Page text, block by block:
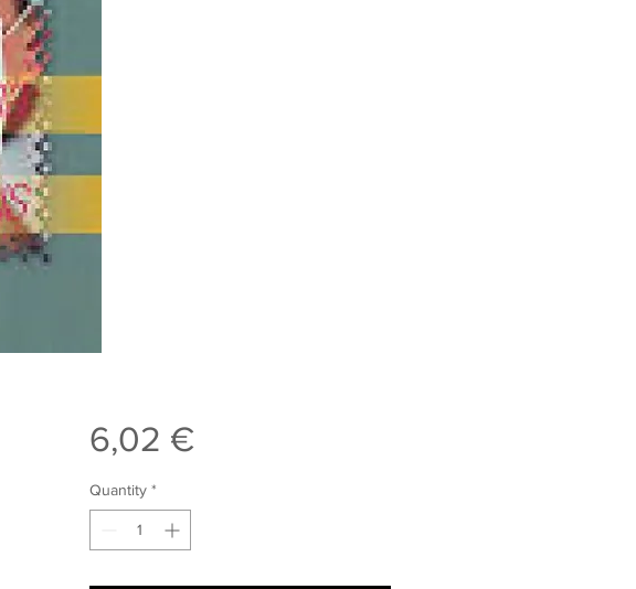
6,02 €Price
Quantity *